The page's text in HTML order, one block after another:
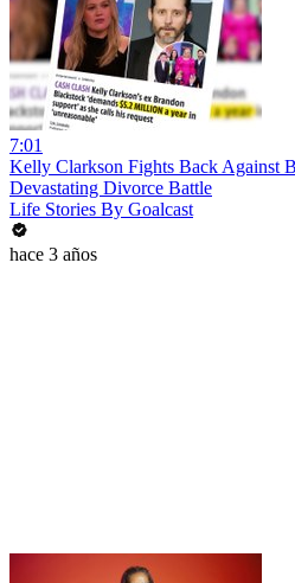
7:01
Kelly Clarkson Fights Back Against
Devastating Divorce Battle
Life Stories By Goalcast
hace 3 años